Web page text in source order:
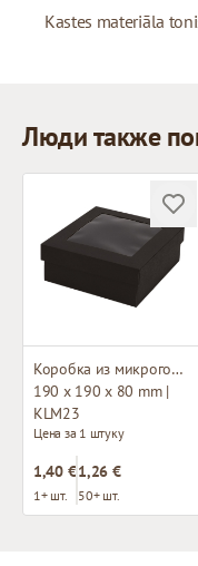
Kastes materiāla
Люди также
Коробка из микрогофрокартона с окном
190 x 190 x 80 mm |
KLM23
Цена за 1 штуку
1,40 €
1+ шт.
1,26 €
50+ шт.